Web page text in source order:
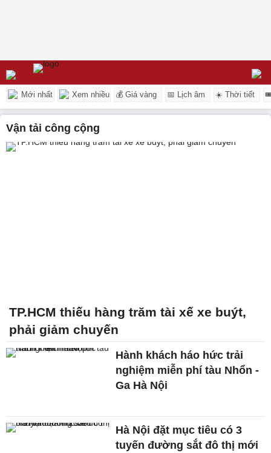
Mới nhất Xem nhiều 💰 Giá vàng 📅 Lịch âm ☀️ Thời tiết
vận tải công cộng
TP.HCM thiếu hàng trăm tài xế xe buýt,
phải giảm chuyến
Hành khách háo hức trải
nghiệm miễn phí tàu Nhổn -
Ga Hà Nội
Hà Nội đặt mục tiêu có 3
tuyến đường sắt đô thị mới